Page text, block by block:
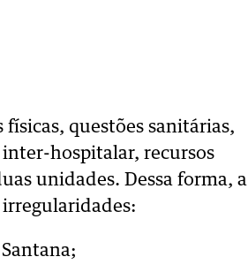
questões sanitárias,
hospitalar, recursos
unidades. Dessa forma, a